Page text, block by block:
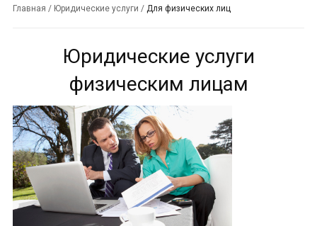
Главная / Юридические услуги / Для физических лиц
Юридические услуги
физическим лицам